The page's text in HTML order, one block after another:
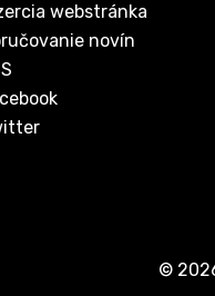
webstránka
novín
©